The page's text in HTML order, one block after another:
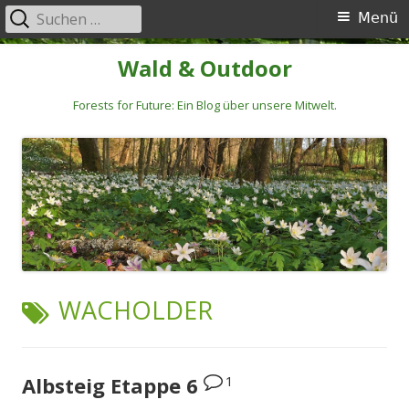
Wald & Outdoor
Forests for Future: Ein Blog über unsere Mitwelt.
Primäres
Menü
Suchen
nach:
SCHLAGWORT:
WACHOLDER
Albsteig Etappe 6 1